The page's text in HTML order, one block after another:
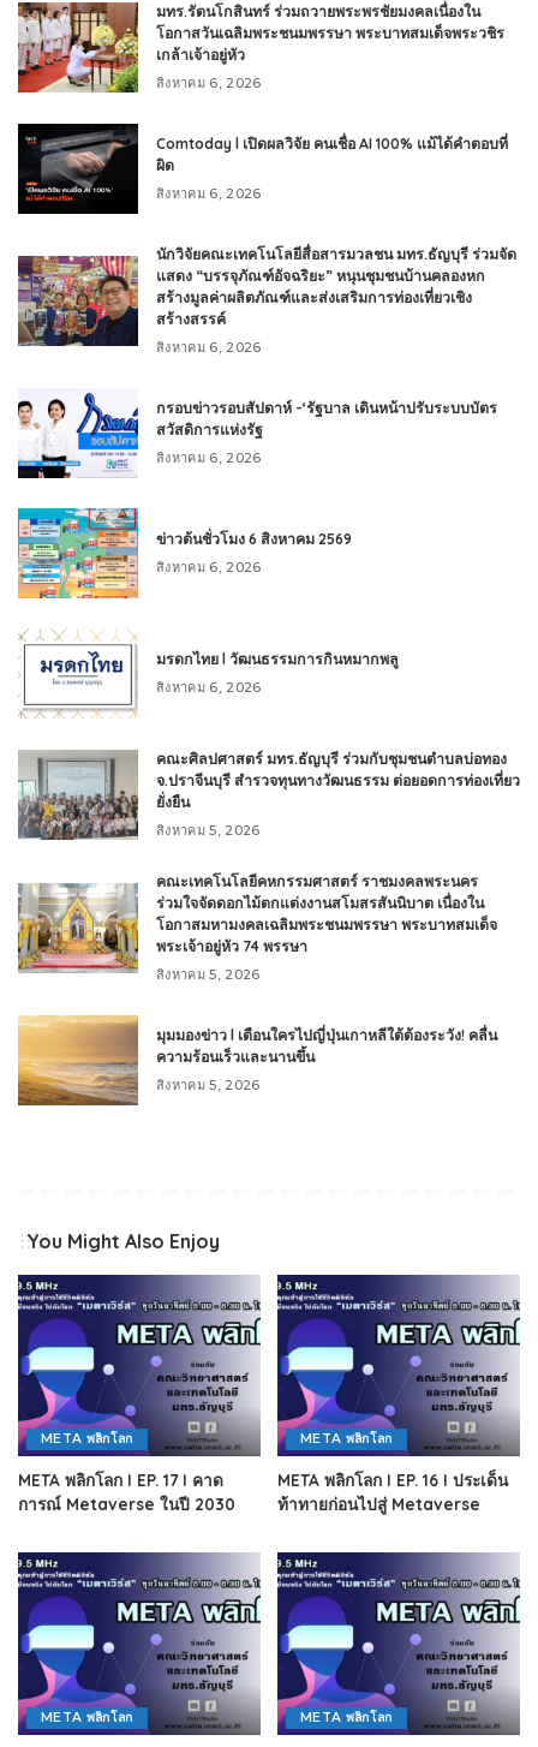
มทร.รัตนโกสินทร์ ร่วมถวายพระพรชัยมงคลเนื่องใน
โอกาสวันเฉลิมพระชนมพรรษา พระบาทสมเด็จพระวชิร
เกล้าเจ้าอยู่หัว
สิงหาคม 6, 2026
Comtoday l เปิดผลวิจัย คนเชื่อ AI 100% แม้ได้คำตอบที่
ผิด
สิงหาคม 6, 2026
นักวิจัยคณะเทคโนโลยีสื่อสารมวลชน มทร.ธัญบุรี ร่วมจัด
แสดง “บรรจุภัณฑ์อัจฉริยะ” หนุนชุมชนบ้านคลองหก
สร้างมูลค่าผลิตภัณฑ์และส่งเสริมการท่องเที่ยวเชิง
สร้างสรรค์
สิงหาคม 6, 2026
กรอบข่าวรอบสัปดาห์ -‘รัฐบาล เดินหน้าปรับระบบบัตร
สวัสดิการแห่งรัฐ
สิงหาคม 6, 2026
ข่าวต้นชั่วโมง 6 สิงหาคม 2569
สิงหาคม 6, 2026
มรดกไทย l วัฒนธรรมการกินหมากพลู
สิงหาคม 6, 2026
คณะศิลปศาสตร์ มทร.ธัญบุรี ร่วมกับชุมชนตำบลบ่อทอง
จ.ปราจีนบุรี สำรวจทุนทางวัฒนธรรม ต่อยอดการท่องเที่ยว
ยั่งยืน
สิงหาคม 5, 2026
คณะเทคโนโลยีคหกรรมศาสตร์ ราชมงคลพระนคร
ร่วมใจจัดดอกไม้ตกแต่งงานสโมสรสันนิบาต เนื่องใน
โอกาสมหามงคลเฉลิมพระชนมพรรษา พระบาทสมเด็จ
พระเจ้าอยู่หัว 74 พรรษา
สิงหาคม 5, 2026
มุมมองข่าว l เตือนใครไปญี่ปุ่นเกาหลีใต้ต้องระวัง! คลื่น
ความร้อนเร็วและนานขึ้น
สิงหาคม 5, 2026
You Might Also Enjoy
META พลิกโลก
META พลิกโลก I EP. 17 I คาด
การณ์ Metaverse ในปี 2030
META พลิกโลก
META พลิกโลก I EP. 16 I ประเด็น
ท้าทายก่อนไปสู่ Metaverse
META พลิกโลก META พลิกโลก